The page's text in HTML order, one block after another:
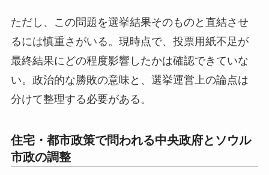
ただし、この問題を選挙結果そのものと直結させ
るには慎重さがいる。現時点で、投票用紙不足が
最終結果にどの程度影響したかは確認できていな
い。政治的な勝敗の意味と、選挙運営上の論点は
分けて整理する必要がある。
住宅・都市政策で問われる中央政府とソウル
市政の調整